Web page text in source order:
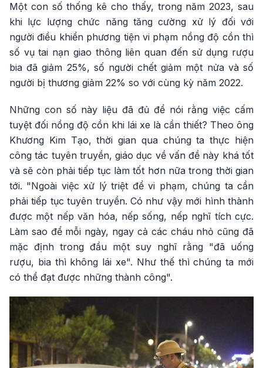
Một con số thống kê cho thấy, trong năm 2023, sau
khi lực lượng chức năng tăng cường xử lý đối với
người điều khiển phương tiện vi phạm nồng độ cồn thì
số vụ tai nạn giao thông liên quan đến sử dụng rượu
bia đã giảm 25%, số người chết giảm một nửa và số
người bị thương giảm 22% so với cùng kỳ năm 2022.
Những con số này liệu đã đủ để nói rằng việc cấm
tuyệt đối nồng độ cồn khi lái xe là cần thiết? Theo ông
Khương Kim Tạo, thời gian qua chúng ta thực hiện
công tác tuyên truyền, giáo dục về vấn đề này khá tốt
và sẽ còn phải tiếp tục làm tốt hơn nữa trong thời gian
tới. "Ngoài việc xử lý triệt để vi phạm, chúng ta cần
phải tiếp tục tuyên truyền. Có như vậy mới hình thành
được một nếp văn hóa, nếp sống, nếp nghĩ tích cực.
Làm sao để mỗi ngày, ngay cả các cháu nhỏ cũng đã
mặc định trong đầu một suy nghĩ rằng "đã uống
rượu, bia thì không lái xe". Như thế thì chúng ta mới
có thể đạt được những thành công".